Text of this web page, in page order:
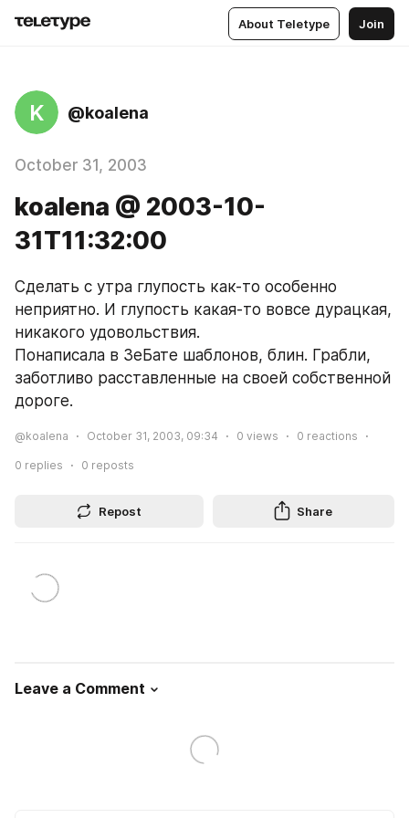
About Teletype Join
K @koalena
October 31, 2003
koalena @ 2003-10-
31T11:32:00
Сделать с утра глупость как-то особенно
неприятно. И глупость какая-то вовсе дурацкая,
никакого удовольствия.
Понаписала в ЗеБате шаблонов, блин. Грабли,
заботливо расставленные на своей собственной
дороге.
@koalena October 31, 2003, 09:34 0 views 0 reactions
0 replies 0 reposts
Repost Share
Leave a Comment